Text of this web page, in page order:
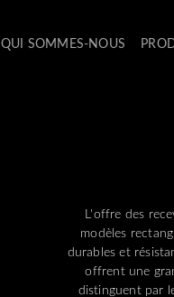
QUI SOMMES-NOUS
L'offre des
modèles
durables et
offrent une
distinguent par